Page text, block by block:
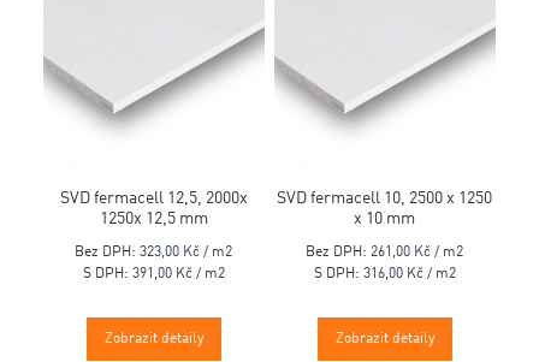
SVD fermacell 12,5, 2000x
1250x 12,5 mm
Bez DPH: 323,00 Kč / m2
S DPH: 391,00 Kč / m2
Zobrazit detaily
SVD fermacell 10, 2500 x 1250
x 10 mm
Bez DPH: 261,00 Kč / m2
S DPH: 316,00 Kč / m2
Zobrazit detaily